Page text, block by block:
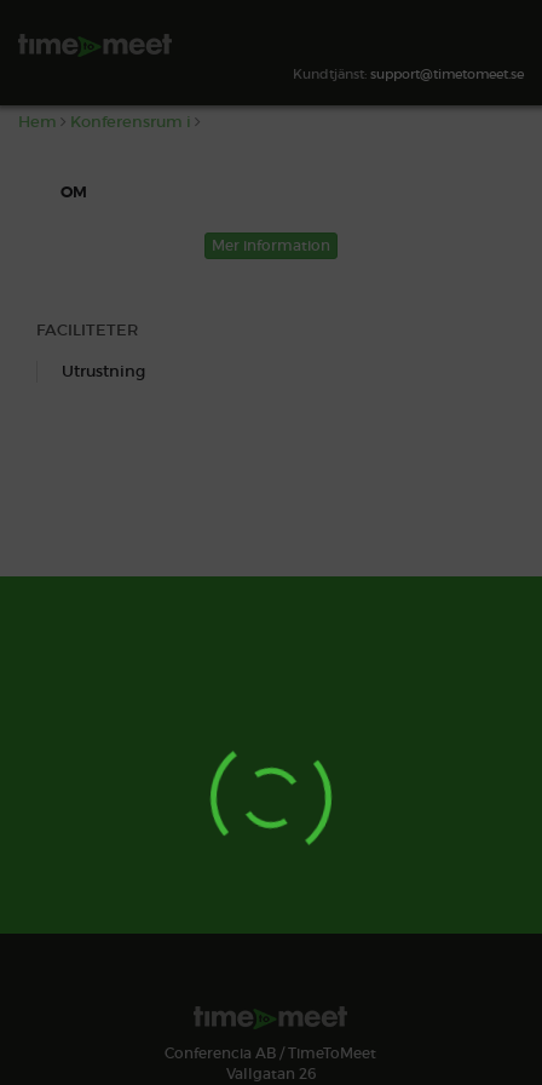
Kundtjänst: support@timetomeet.se
Hem Konferensrum i
OM
Mer information
FACILITETER
Utrustning
Conferencia AB / TimeToMeet
Vallgatan 26